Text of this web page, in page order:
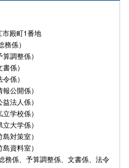
殿町1番地
係）
整係）
係）
係）
開係）
人係）
校係）
学係）
策室）
料室）
務係、予算調整係、文書係、法令